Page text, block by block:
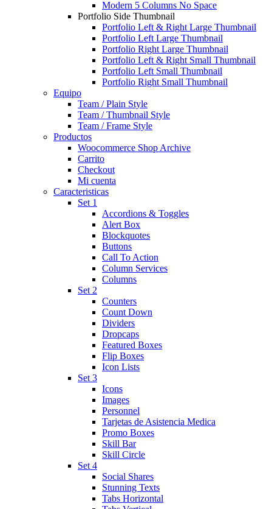
Modern 5 Columns No Space
Portfolio Side Thumbnail
Portfolio Left & Right Large Thumbnail
Portfolio Left Large Thumbnail
Portfolio Right Large Thumbnail
Portfolio Left & Right Small Thumbnail
Portfolio Left Small Thumbnail
Portfolio Right Small Thumbnail
Equipo
Team / Plain Style
Team / Thumbnail Style
Team / Frame Style
Productos
Woocommerce Shop Archive
Carrito
Checkout
Mi cuenta
Caracteristicas
Set 1
Accordions & Toggles
Alert Box
Blockquotes
Buttons
Call To Action
Column Services
Columns
Set 2
Counters
Count Down
Dividers
Dropcaps
Featured Boxes
Flip Boxes
Icon Lists
Set 3
Icons
Images
Personnel
Tarjetas de Asistencia Medica
Promo Boxes
Skill Bar
Skill Circle
Set 4
Social Shares
Stunning Texts
Tabs Horizontal